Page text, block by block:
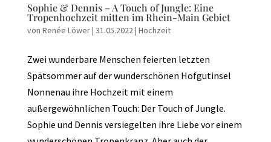
Sophie & Dennis – A Touch of Jungle: Eine
Tropenhochzeit mitten im Rhein-Main Gebiet
von Renée Löwer| 31.05.2022 | Hochzeit
Zwei wunderbare Menschen feierten letzten
Spätsommer auf der wunderschönen Hofgutinsel
Nonnenau ihre Hochzeit mit einem
außergewöhnlichen Touch: Der Touch of Jungle.
Sophie und Dennis versiegelten ihre Liebe vor einem